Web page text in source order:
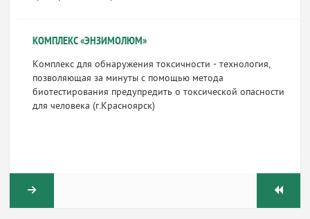
КОМПЛЕКС «ЭНЗИМОЛЮМ»
Комплекс для обнаружения токсичности - технология,
позволяющая за минуты с помощью метода
биотестирования предупредить о токсической опасности
для человека (г.Красноярск)